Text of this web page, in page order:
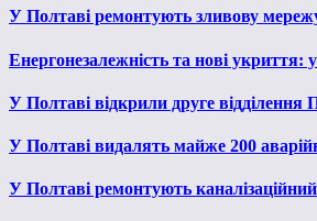
У Полтаві ремонтують зливову
Енергонезалежність та нові
У Полтаві відкрили друге
У Полтаві видалять майже 200
У Полтаві ремонтують